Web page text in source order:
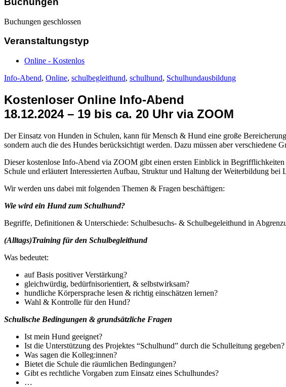
Buchungen geschlossen
Veranstaltungstyp
Online - Kostenlos
Info-Abend, Online, schulbegleithund, schulhund, Schulhundausbildung
Kostenloser Online Info-Abend
18.12.2024 – 19 bis ca. 20 Uhr via ZOOM
Der Einsatz von Hunden in Schulen, kann für Mensch & Hund eine große
sondern auch die des Hundes berücksichtigt werden. Dazu müssen aber verschiedene
Dieserkostenlose Info-Abend via ZOOM gibt einen ersten Einblick in
Schule und erläutert Interessierten Aufbau, Struktur und Haltung der Weiterbildung bei
Wir werden uns dabei mit folgenden Themen & Fragen beschäftigen:
Wie wird ein Hund zum Schulhund?
Begriffe, Definitionen & Unterschiede: Schulbesuchs- & Schulbegeleithund in
(Alltags)Training für den Schulbegleithund
Was bedeutet:
auf Basis positiver Verstärkung?
gleichwürdig, bedürfnisorientiert, & selbstwirksam?
hundliche Körpersprache lesen & richtig einschätzen lernen?
Wahl & Kontrolle für den Hund?
Schulische Bedingungen & grundsätzliche Fragen
Ist mein Hund geeignet?
Ist die Unterstützung des Projektes “Schulhund” durch die Schulleitung gegeben?
Was sagen die Kolleg:innen?
Bietet die Schule die räumlichen Bedingungen?
Gibt es rechtliche Vorgaben zum Einsatz eines Schulhundes?
…